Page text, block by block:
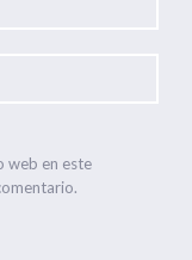
web en este